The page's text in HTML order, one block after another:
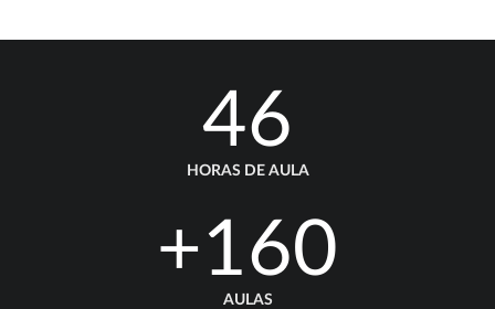
46
HORAS DE AULA
+160
AULAS